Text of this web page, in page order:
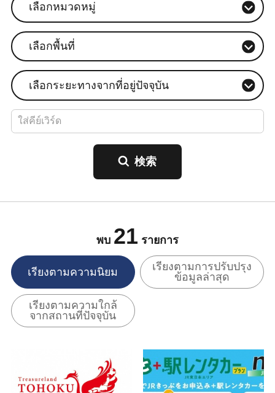
เลือกหมวดหมู่
เลือกพื้นที่
เลือกระยะทางจากที่อยู่ปัจจุบัน
พบ 21 รายการ
เรียงตามความนิยม
เรียงตามการปรับปรุง
ข้อมูลล่าสุด
เรียงตามความใกล้
จากสถานที่ปัจจุบัน
ดูข้อมูลพื้นฐาน